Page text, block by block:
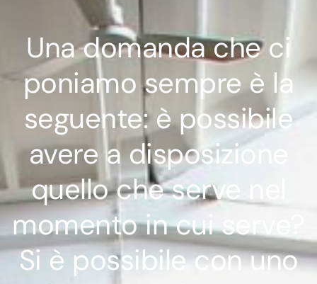
Una domanda che ci
poniamo sempre è la
seguente: è possibile
avere a disposizione
quello che serve nel
momento in cui serve?
Si è possibile con uno